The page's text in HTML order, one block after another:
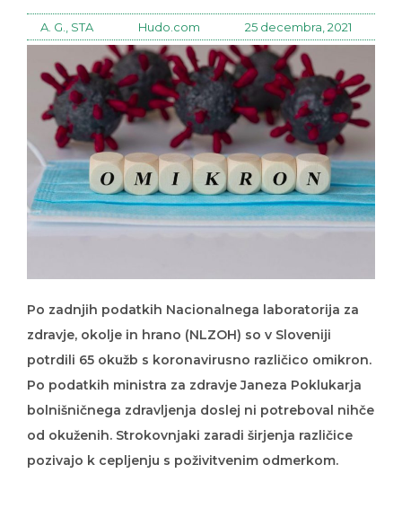
A. G., STA Hudo.com 25 decembra, 2021
Po zadnjih podatkih Nacionalnega laboratorija za
zdravje, okolje in hrano (NLZOH) so v Sloveniji
potrdili 65 okužb s koronavirusno različico omikron.
Po podatkih ministra za zdravje Janeza Poklukarja
bolnišničnega zdravljenja doslej ni potreboval nihče
od okuženih. Strokovnjaki zaradi širjenja različice
pozivajo k cepljenju s poživitvenim odmerkom.